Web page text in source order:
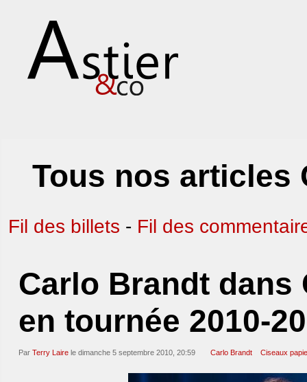
Tous nos articles
Fil des billets - Fil des
Carlo Brandt dans
en tournée 2010-
Par Terry Laire le dimanche 5 septembre 2010, 20:59 Carlo Brandt Ciseaux